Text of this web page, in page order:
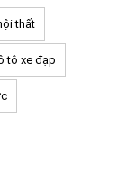
thất
tô xe đạp